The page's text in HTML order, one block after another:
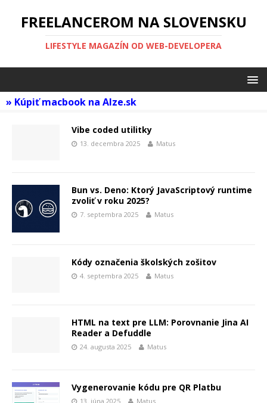
FREELANCEROM NA SLOVENSKU
LIFESTYLE MAGAZÍN OD WEB-DEVELOPERA
» Kúpiť macbook na Alze.sk
Vibe coded utilitky
13. decembra 2025 Matus
Bun vs. Deno: Ktorý JavaScriptový runtime
zvoliť v roku 2025?
7. septembra 2025 Matus
Kódy označenia školských zošitov
4. septembra 2025 Matus
HTML na text pre LLM: Porovnanie Jina AI
Reader a Defuddle
24. augusta 2025 Matus
Vygenerovanie kódu pre QR Platbu
13. júna 2025 Matus